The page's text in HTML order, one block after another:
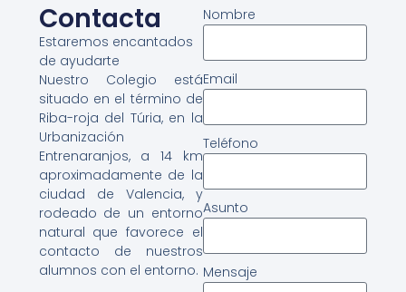
Contacta
Estaremos encantados
de ayudarte
Nuestro Colegio está
situado en el término de
Riba-roja del Túria, en la
Urbanización
Entrenaranjos, a 14 km
aproximadamente de la
ciudad de Valencia, y
rodeado de un entorno
natural que favorece el
contacto de nuestros
alumnos con el entorno.
Nombre
Email
Teléfono
Asunto
Mensaje